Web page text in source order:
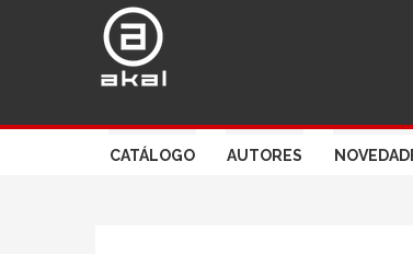
CATÁLOGO AUTORES